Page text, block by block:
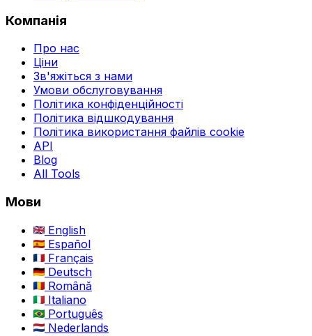
Компанія
Про нас
Ціни
Зв'яжіться з нами
Умови обслуговування
Політика конфіденційності
Політика відшкодування
Політика використання файлів cookie
API
Blog
All Tools
Мови
English
Español
Français
Deutsch
Română
Italiano
Português
Nederlands